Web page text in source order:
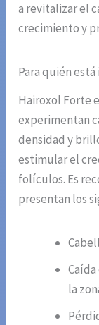
a revitalizar el
crecimiento y
Para quién
Hairoxol Forte
experimentan
densidad y
estimular el
folículos. Es
presentan los
la